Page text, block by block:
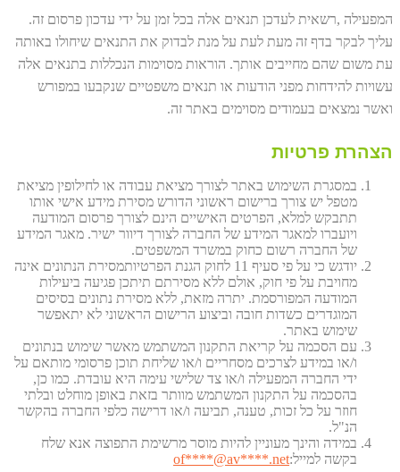
המפעילה ,רשאית לעדכן תנאים אלה בכל זמן על ידי עדכון פרסום זה.
עליך לבקר בדף זה מעת לעת על מנת לבדוק את התנאים שיחולו באותה
עת משום שהם מחייבים אותך. הוראות מסוימות הנכללות בתנאים אלה
עשויות להידחות מפני הודעות או תנאים משפטיים שנקבעו במפורש
ואשר נמצאים בעמודים מסוימים באתר זה.
הצהרת פרטיות
במסגרת השימוש באתר לצורך מציאת עבודה או לחילופין מציאת
מטפל יש צורך ברישום ראשוני הדורש מסירת מידע אישי אותו
תתבקש למלא, הפרטים האישיים הינם לצורך פרסום המודעה
ויועברו למאגר המידע של החברה לצורך דיוור ישיר. מאגר המידע
של החברה רשום כחוק במשרד המשפטים.
יודגש כי על פי סעיף 11 לחוק הגנת הפרטיותמסירת הנתונים אינה
מחויבת על פי חוק, אולם ללא מסירתם תיתכן פגיעה ביעילות
המודעה המפורסמת. יתרה מזאת, ללא מסירת נתונים בסיסים
המוגדרים כשדות חובה וביצוע הרישום הראשוני לא יתאפשר
שימוש באתר.
עם הסכמה על קריאת התקנון המשתמש מאשר שימוש בנתונים
ו/או במידע לצרכים מסחריים ו/או שליחת תוכן פרסומי מותאם על
ידי החברה המפעילה ו/או צד שלישי עימה היא עובדת. כמו כן,
בהסכמה על התקנון המשתמש מוותר בזאת באופן מוחלט ובלתי
חוזר על כל זכות, טענה, תביעה ו/או דרישה כלפי החברה בהקשר
הנ"ל.
במידה והינך מעוניין להיות מוסר מרשימת התפוצה אנא שלח
בקשה למייל:
of****@av****.net